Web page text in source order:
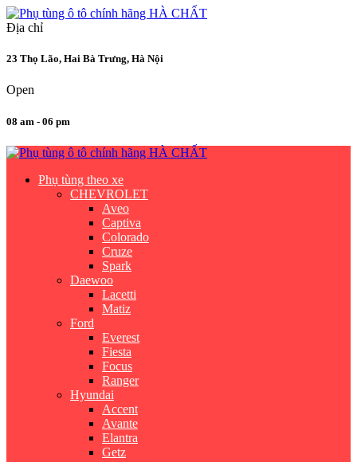
Địa chỉ
23 Thọ Lão, Hai Bà Trưng, Hà Nội
Open
08 am - 06 pm
Phụ tùng theo xe
CHEVROLET
Aveo
Captiva
Colorado
Cruze
Spark
Daewoo
Lacetti
Matiz
Ford
Everest
Fiesta
Focus
Ranger
Hyundai
Accent
Avante
Elantra
Getz